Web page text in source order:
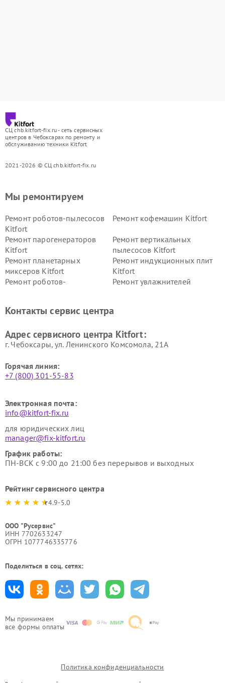
СЦ chb.kitfort-fix.ru - сеть сервисных
центров в Чебоксарах по ремонту и
обслуживанию техники Kitfort
2021-2026 © СЦ chb.kitfort-fix.ru
Мы принимаем
все формы оплаты
Мы ремонтируем
Ремонт роботов-пылесосов
Kitfort
Ремонт кофемашин Kitfort
Ремонт парогенераторов
Kitfort
Ремонт вертикальных
пылесосов Kitfort
Ремонт планетарных
миксеров Kitfort
Ремонт индукционных плит
Kitfort
Ремонт роботов-
Ремонт увлажнителей
Kitfort
Kitfort
Kitfort
Kitfort
Контакты сервис центра
Адрес сервисного центра Kitfort:
г. Чебоксары, ул. Ленинского Комсомола, 21А
Горячая линия:
+7 (800) 301-55-83
Электронная почта:
info@kitfort-fix.ru
для юридических лиц
manager@fix-kitfort.ru
График работы:
ПН-ВСК с 9:00 до 21:00 без перерывов и выходных
Рейтинг сервисного центра
4.9-5.0
ООО "Русервис"
ИНН 7702633247
ОГРН 1077746335776
Поделиться в соц. сетях:
Политика конфиденциальности